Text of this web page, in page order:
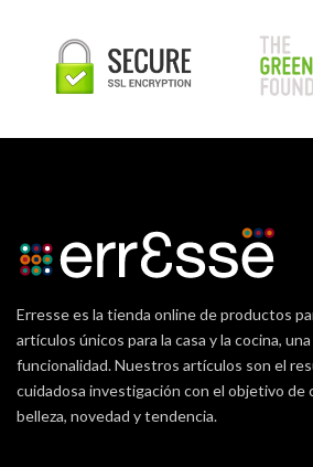
Erresse es la tienda online de productos
artículos únicos para la casa y la cocina,
funcionalidad. Nuestros artículos son el
cuidadosa investigación con el objetivo de
belleza, novedad y tendencia.